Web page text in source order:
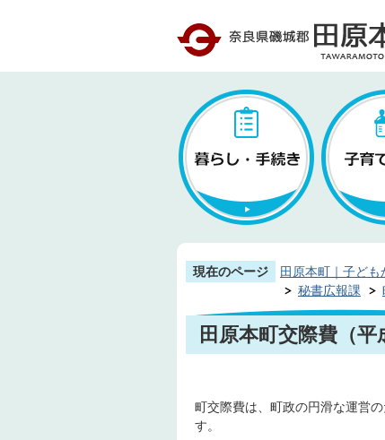
現在のページ 田原本町｜子ど
秘書広報課
田原本町交際費（平
町交際費は、町政の円滑な運営
す。